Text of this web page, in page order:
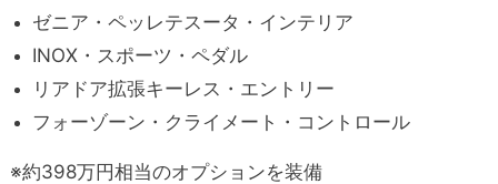
ゼニア・ペッレテスータ・インテリア
INOX・スポーツ・ペダル
リアドア拡張キーレス・エントリー
フォーゾーン・クライメート・コントロール
※約398万円相当のオプションを装備